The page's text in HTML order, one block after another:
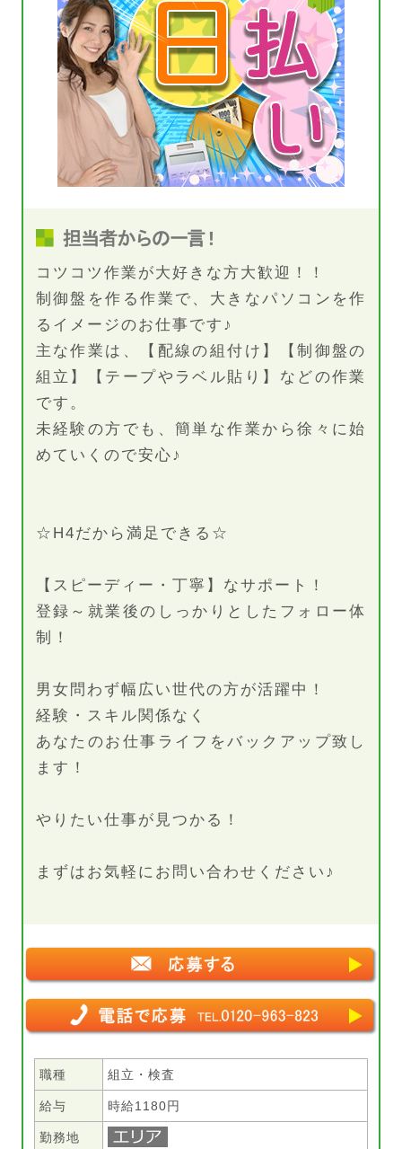
コツコツ作業が大好きな方大歓迎！！
制御盤を作る作業で、大きなパソコンを作
るイメージのお仕事です♪
主な作業は、【配線の組付け】【制御盤の
組立】【テープやラベル貼り】などの作業
です。
未経験の方でも、簡単な作業から徐々に始
めていくので安心♪
☆H4だから満足できる☆
【スピーディー・丁寧】なサポート！
登録～就業後のしっかりとしたフォロー体
制！
男女問わず幅広い世代の方が活躍中！
経験・スキル関係なく
あなたのお仕事ライフをバックアップ致し
ます！
やりたい仕事が見つかる！
まずはお気軽にお問い合わせください♪
職種 組立・検査
給与 時給1180円
勤務地